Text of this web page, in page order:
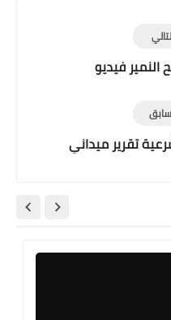
النمير فيديو
تقرير ميداني